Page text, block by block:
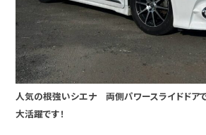
人気の根強いシエナ 両側パワースライドドア
大活躍です！